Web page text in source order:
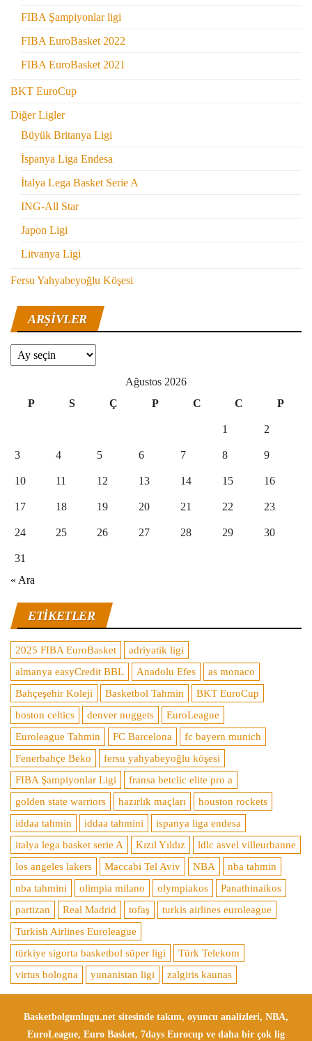
FIBA Şampiyonlar ligi
FIBA EuroBasket 2022
FIBA EuroBasket 2021
BKT EuroCup
Diğer Ligler
Büyük Britanya Ligi
İspanya Liga Endesa
İtalya Lega Basket Serie A
ING-All Star
Japon Ligi
Litvanya Ligi
Fersu Yahyabeyoğlu Köşesi
ARŞIVLER
Arşivler
Ağustos 2026
P
S Ç P C C P
1 2
3 4 5 6 7 8 9
10 11 12 13 14 15 16
17 18 19 20 21 22 23
24 25 26 27 28 29 30
31
« Ara
ETIKETLER
2025 FIBA EuroBasket
adriyatik ligi
almanya easyCredit BBL
Anadolu Efes
as monaco
Bahçeşehir Koleji
Basketbol Tahmin
BKT EuroCup
boston celtics
denver nuggets
EuroLeague
Euroleague Tahmin
FC Barcelona
fc bayern munich
Fenerbahçe Beko
fersu yahyabeyoğlu köşesi
FIBA Şampiyonlar Ligi
fransa betclic elite pro a
golden state warriors
hazırlık maçları
houston rockets
iddaa tahmin
iddaa tahmini
ispanya liga endesa
italya lega basket serie A
Kızıl Yıldız
ldlc asvel villeurbanne
los angeles lakers
Maccabi Tel Aviv NBA
nba tahmin
nba tahmini
olimpia milano olympiakos
Panathinaikos
partizan
Real Madrid tofaş
turkis airlines euroleague
Turkish Airlines Euroleague
türkiye sigorta basketbol süper ligi
Türk Telekom
virtus bologna
yunanistan ligi zalgiris kaunas
Basketbolgunlugu.net sitesinde takım, oyuncu analizleri, NBA,
EuroLeague, Euro Basket, 7days Eurocup ve daha bir çok lig